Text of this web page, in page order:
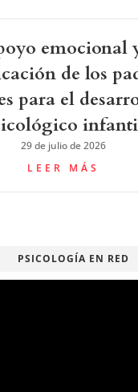
emocional
de los
para el
29 de julio de 2026
LEER MÁS
PSICOLOGÍA EN RED